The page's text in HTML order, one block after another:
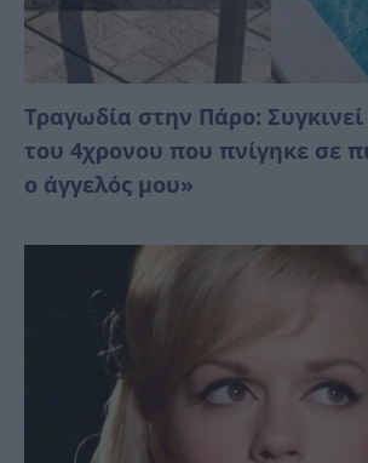
Τραγωδία στην Πάρο:
του 4χρονου που πνίγηκε σε
ο άγγελός μου»